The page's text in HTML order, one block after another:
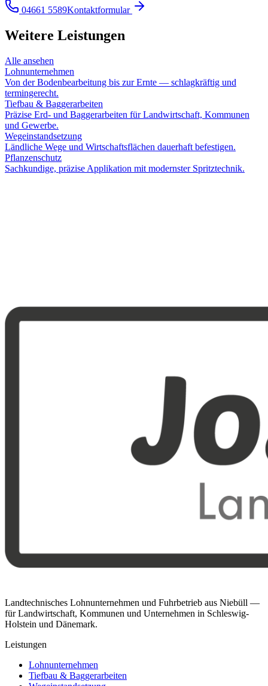
04661 5589Kontaktformular
Weitere Leistungen
Alle ansehen
Lohnunternehmen
Von der Bodenbearbeitung bis zur Ernte — schlagkräftig und
termingerecht.
Tiefbau & Baggerarbeiten
Präzise Erd- und Baggerarbeiten für Landwirtschaft, Kommunen
und Gewerbe.
Wegeinstandsetzung
Ländliche Wege und Wirtschaftsflächen dauerhaft befestigen.
Pflanzenschutz
Sachkundige, präzise Applikation mit modernster Spritztechnik.
Landtechnisches Lohnunternehmen und Fuhrbetrieb aus Niebüll —
für Landwirtschaft, Kommunen und Unternehmen in Schleswig-
Holstein und Dänemark.
Leistungen
Lohnunternehmen
Tiefbau & Baggerarbeiten